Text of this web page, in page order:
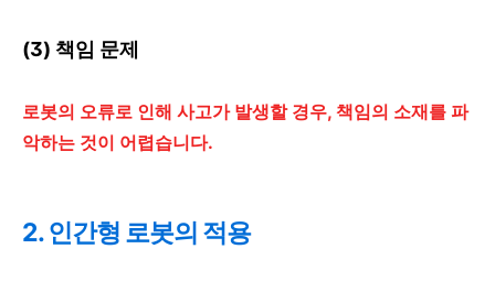
(3) 책임 문제
로봇의 오류로 인해 사고가 발생할 경우, 책임의 소재를 파
악하는 것이 어렵습니다.
2. 인간형 로봇의 적용